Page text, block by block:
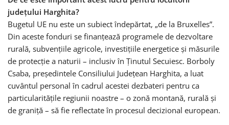
județului Harghita?
Bugetul UE nu este un subiect îndepărtat, „de la Bruxelles”.
Din aceste fonduri se finanțează programele de dezvoltare
rurală, subvențiile agricole, investițiile energetice și măsurile
de protecție a naturii – inclusiv în Ținutul Secuiesc. Borboly
Csaba, președintele Consiliului Județean Harghita, a luat
cuvântul personal în cadrul acestei dezbateri pentru ca
particularitățile regiunii noastre – o zonă montană, rurală și
de graniță – să fie reflectate în procesul decizional european.